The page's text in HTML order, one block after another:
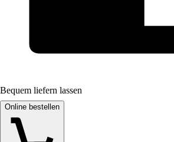
Bequem liefern lassen
Online bestellen